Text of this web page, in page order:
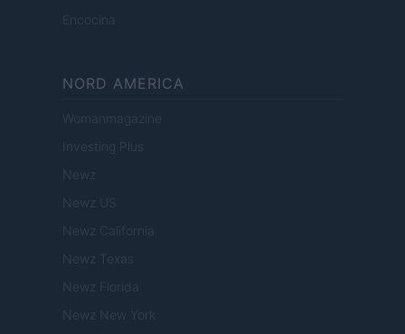
Encocina
NORD AMERICA
Womanmagazine
Investing Plus
Newz
Newz US
Newz California
Newz Texas
Newz Florida
Newz New York